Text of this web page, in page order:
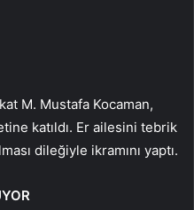
M. Mustafa Kocaman,
katıldı. Er ailesini tebrik
dileğiyle ikramını yaptı.